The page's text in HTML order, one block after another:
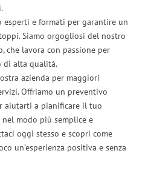
e formati per garantire un
Siamo orgogliosi del nostro
che lavora con passione per
di alta qualità.
azienda per maggiori
Offriamo un preventivo
aiutarti a pianificare il tuo
modo più semplice e
oggi stesso e scopri come
un’esperienza positiva e senza